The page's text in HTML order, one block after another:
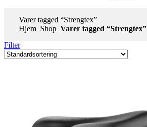
Varer tagged “Strengtex”
Hjem Shop Varer tagged “Strengtex”
Filter